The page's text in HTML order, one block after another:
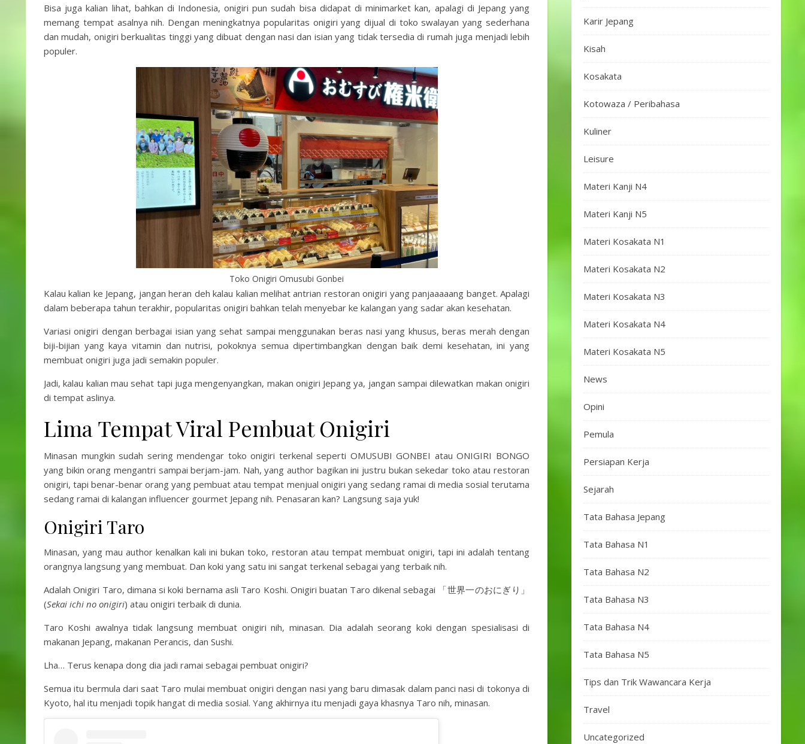
Bisa juga kalian lihat, bahkan di Indonesia, onigiri pun sudah bisa didapat di minimarket kan, apalagi di Jepang yang
memang tempat asalnya nih. Dengan meningkatnya popularitas onigiri yang dijual di toko swalayan yang sederhana
dan mudah, onigiri berkualitas tinggi yang dibuat dengan nasi dan isian yang tidak tersedia di rumah juga menjadi lebih
populer.
Toko Onigiri Omusubi Gonbei
Kalau kalian ke Jepang, jangan heran deh kalau kalian melihat antrian restoran onigiri yang panjaaaaang banget. Apalagi
dalam beberapa tahun terakhir, popularitas onigiri bahkan telah menyebar ke kalangan yang sadar akan kesehatan.
Variasi onigiri dengan berbagai isian yang sehat sampai menggunakan beras nasi yang khusus, beras merah dengan
biji-bijian yang kaya vitamin dan nutrisi, pokoknya semua dipertimbangkan dengan baik demi kesehatan, ini yang
membuat onigiri juga jadi semakin populer.
Jadi, kalau kalian mau sehat tapi juga mengenyangkan, makan onigiri Jepang ya, jangan sampai dilewatkan makan onigiri
di tempat aslinya.
Lima Tempat Viral Pembuat Onigiri
Minasan mungkin sudah sering mendengar toko onigiri terkenal seperti OMUSUBI GONBEI atau ONIGIRI BONGO
yang bikin orang mengantri sampai berjam-jam. Nah, yang author bagikan ini justru bukan sekedar toko atau restoran
onigiri, tapi benar-benar orang yang pembuat atau tempat menjual onigiri yang sedang ramai di media sosial terutama
sedang ramai di kalangan influencer gourmet Jepang nih. Penasaran kan? Langsung saja yuk!
Onigiri Taro
Minasan, yang mau author kenalkan kali ini bukan toko, restoran atau tempat membuat onigiri, tapi ini adalah tentang
orangnya langsung yang membuat. Dan koki yang satu ini sangat terkenal sebagai yang terbaik nih.
Adalah Onigiri Taro, dimana si koki bernama asli Taro Koshi. Onigiri buatan Taro dikenal sebagai 「世界一のおにぎり」
(Sekai ichi no onigiri) atau onigiri terbaik di dunia.
Taro Koshi awalnya tidak langsung membuat onigiri nih, minasan. Dia adalah seorang koki dengan spesialisasi di
makanan Jepang, makanan Perancis, dan Sushi.
Lha… Terus kenapa dong dia jadi ramai sebagai pembuat onigiri?
Semua itu bermula dari saat Taro mulai membuat onigiri dengan nasi yang baru dimasak dalam panci nasi di tokonya di
Kyoto, hal itu menjadi topik hangat di media sosial. Yang akhirnya itu menjadi gaya khasnya Taro nih, minasan.
Karir Jepang
Kisah
Kosakata
Kotowaza / Peribahasa
Kuliner
Leisure
Materi Kanji N4
Materi Kanji N5
Materi Kosakata N1
Materi Kosakata N2
Materi Kosakata N3
Materi Kosakata N4
Materi Kosakata N5
News
Opini
Pemula
Persiapan Kerja
Sejarah
Tata Bahasa Jepang
Tata Bahasa N1
Tata Bahasa N2
Tata Bahasa N3
Tata Bahasa N4
Tata Bahasa N5
Tips dan Trik Wawancara Kerja
Travel
Uncategorized